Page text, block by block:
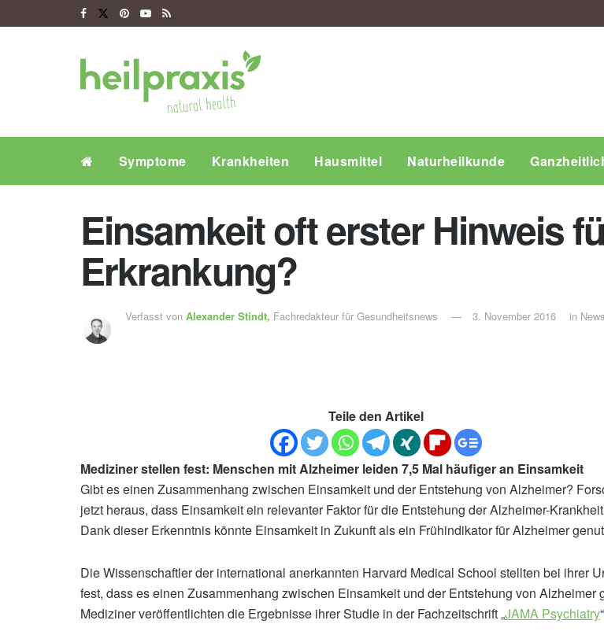
Symptome Krankheiten Hausmittel Naturheilkunde
Einsamkeit oft erster Hinweis
Erkrankung?
Verfasst von Alexander Stindt, Fachredakteur für Gesundheitsnews 3. November 2016 in News
Teile den Artikel
Mediziner stellen fest: Menschen mit Alzheimer leiden 7,5 Mal häufiger an Einsamkeit
Gibt es einen Zusammenhang zwischen Einsamkeit und der Entstehung von Alzheimer?
jetzt heraus, dass Einsamkeit ein relevanter Faktor für die Entstehung der Alzheimer-
Dank dieser Erkenntnis könnte Einsamkeit in Zukunft als ein Frühindikator für Alzheimer
Die Wissenschaftler der international anerkannten Harvard Medical School stellten bei ihrer
fest, dass es einen Zusammenhang zwischen Einsamkeit und der Entstehung von Alzheimer
Mediziner veröffentlichten die Ergebnisse ihrer Studie in der Fachzeitschrift „JAMA Psychiatry